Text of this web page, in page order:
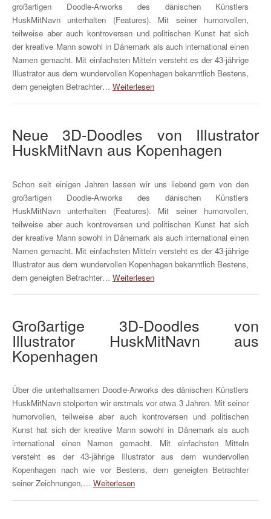
großartigen Doodle-Arworks des dänischen Künstlers
HuskMitNavn unterhalten (Features). Mit seiner humorvollen,
teilweise aber auch kontroversen und politischen Kunst hat sich
der kreative Mann sowohl in Dänemark als auch international einen
Namen gemacht. Mit einfachsten Mitteln versteht es der 43-jährige
Illustrator aus dem wundervollen Kopenhagen bekanntlich Bestens,
dem geneigten Betrachter… Weiterlesen
Neue 3D-Doodles von Illustrator
HuskMitNavn aus Kopenhagen
Schon seit einigen Jahren lassen wir uns liebend gern von den
großartigen Doodle-Arworks des dänischen Künstlers
HuskMitNavn unterhalten (Features). Mit seiner humorvollen,
teilweise aber auch kontroversen und politischen Kunst hat sich
der kreative Mann sowohl in Dänemark als auch international einen
Namen gemacht. Mit einfachsten Mitteln versteht es der 43-jährige
Illustrator aus dem wundervollen Kopenhagen bekanntlich Bestens,
dem geneigten Betrachter… Weiterlesen
Großartige 3D-Doodles von
Illustrator HuskMitNavn aus
Kopenhagen
Über die unterhaltsamen Doodle-Arworks des dänischen Künstlers
HuskMitNavn stolperten wir erstmals vor etwa 3 Jahren. Mit seiner
humorvollen, teilweise aber auch kontroversen und politischen
Kunst hat sich der kreative Mann sowohl in Dänemark als auch
international einen Namen gemacht. Mit einfachsten Mitteln
versteht es der 43-jährige Illustrator aus dem wundervollen
Kopenhagen nach wie vor Bestens, dem geneigten Betrachter
seiner Zeichnungen,… Weiterlesen